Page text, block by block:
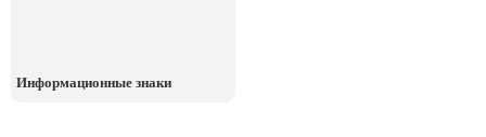
Информационные знаки